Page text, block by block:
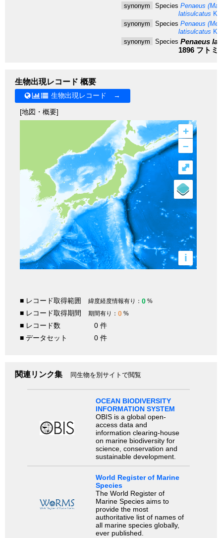
synonym
Species Penaeus
latisulcatus
synonym
Species Penaeus
latisulcatus
synonym
Species Penaeus
1896 フトミ
生物出現レコード 概要
生物出現レコード →
[地図・概要]
+
–
i
⤢
■ レコード取得範囲 緯度経度情報有り： 0 %
■ レコード取得期間 期間有り： 0 %
■ レコード数
0 件
■ データセット
0 件
関連リンク集 同生物を別サイトで閲覧
OCEAN BIODIVERSITY
INFORMATION SYSTEM
OBIS is a global open-
access data and
information clearing-house
on marine biodiversity for
science, conservation and
sustainable development.
World Register of Marine
Species
The World Register of
Marine Species aims to
provide the most
authoritative list of names of
all marine species globally,
ever published.